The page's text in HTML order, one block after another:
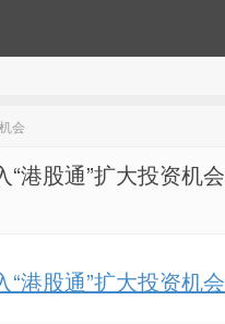
会
港股通”扩大投资机会
港股通”扩大投资机会